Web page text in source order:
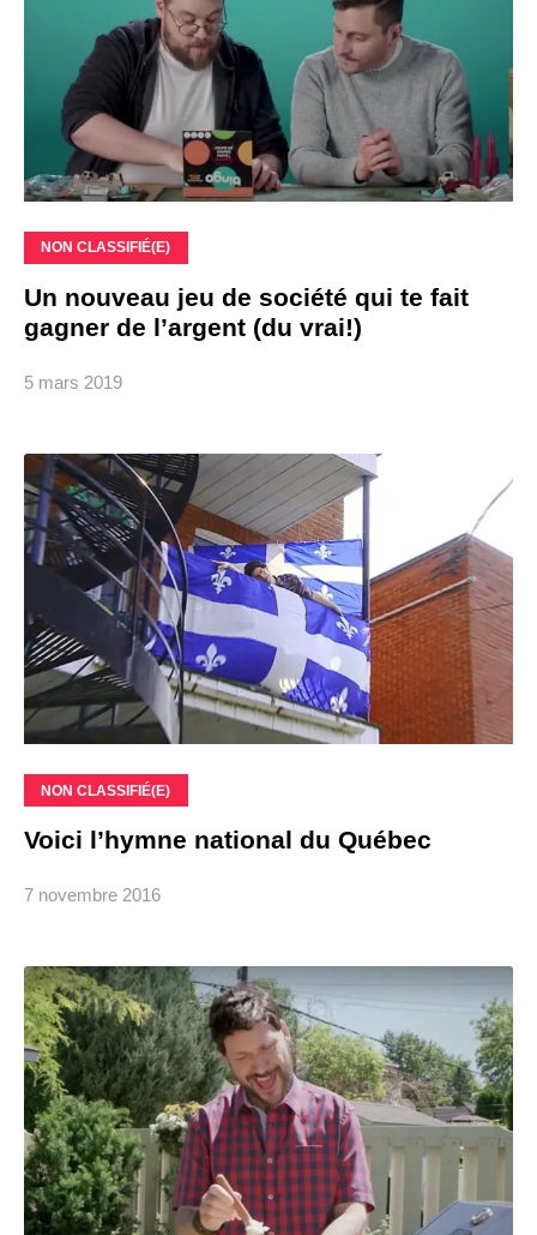
NON CLASSIFIÉ(E)
Un nouveau jeu de société qui te fait
gagner de l’argent (du vrai!)
5 mars 2019
NON CLASSIFIÉ(E)
Voici l’hymne national du Québec
7 novembre 2016